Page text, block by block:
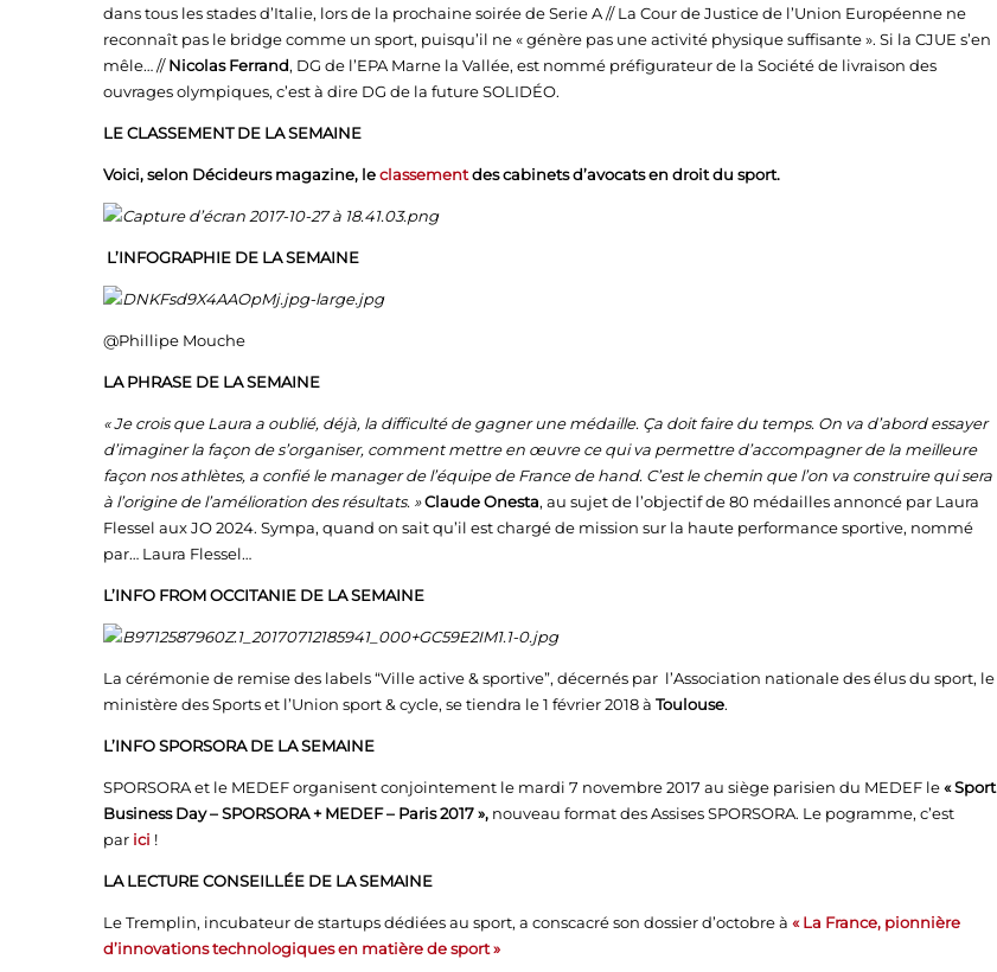
dans tous les stades d’Italie, lors de la prochaine soirée de Serie A // La Cour de Justice de l’Union Européenne ne
reconnaît pas le bridge comme un sport, puisqu’il ne « génère pas une activité physique suffisante ». Si la CJUE s’en
mêle… //Nicolas Ferrand, DG de l’EPA Marne la Vallée, est nommé préfigurateur de la Société de livraison des
ouvrages olympiques, c’est à dire DG de la future SOLIDÉO.
LE CLASSEMENT DE LA SEMAINE
Voici, selon Décideurs magazine, leclassementdes cabinets d’avocats en droit du sport.
L’INFOGRAPHIE DE LA SEMAINE
@Phillipe Mouche
LA PHRASE DE LA SEMAINE
« Je crois que Laura a oublié, déjà, la difficulté de gagner une médaille. Ça doit faire du temps. On va d’abord essayer
d’imaginer la façon de s’organiser, comment mettre en œuvre ce qui va permettre d’accompagner de la meilleure
façon nos athlètes, a confié le manager de l’équipe de France de hand. C’est le chemin que l’on va construire qui sera
à l’origine de l’amélioration des résultats. »Claude Onesta, au sujet de l’objectif de 80 médailles annoncé par Laura
Flessel aux JO 2024. Sympa, quand on sait qu’il est chargé de mission sur la haute performance sportive, nommé
par… Laura Flessel…
L’INFO FROM OCCITANIE DE LA SEMAINE
La cérémonie de remise des labels “Ville active & sportive”, décernés par l’Association nationale des élus du sport, le
ministère des Sports et l’Union sport & cycle, se tiendra le 1 février 2018 à Toulouse.
L’INFO SPORSORA DE LA SEMAINE
SPORSORA et le MEDEF organisent conjointement le mardi 7 novembre 2017 au siège parisien du MEDEF le« Sport
Business Day – SPORSORA + MEDEF – Paris 2017 », nouveau format des Assises SPORSORA. Le pogramme, c’est
par ici !
LA LECTURE CONSEILLÉE DE LA SEMAINE
Le Tremplin, incubateur de startups dédiées au sport, a conscacré son dossier d’octobre à « La France, pionnière
d’innovations technologiques en matière de sport »